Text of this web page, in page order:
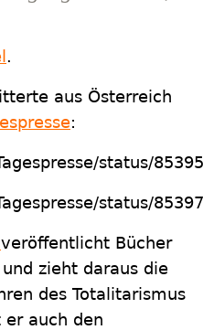
.
aus Österreich
:
status/
status/
veröffentlicht Bücher
zieht daraus die
des Totalitarismus
er auch den